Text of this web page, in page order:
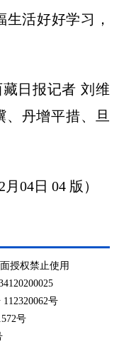
活好好学习，
日报记者 刘维
、丹增平措、旦
04日 04 版）
授权禁止使用
号
号